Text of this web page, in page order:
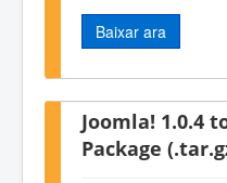
Baixar ara
Joomla! 1.0.4
Package